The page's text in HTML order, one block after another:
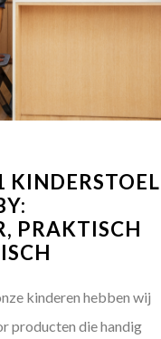
KINDERSTOEL
PRAKTISCH
kinderen hebben wij
producten die handig